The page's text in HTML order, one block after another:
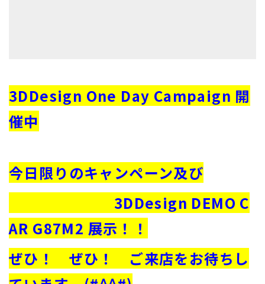
3DDesign One Day Campaign 開
催中
今日限りのキャンペーン及び
3DDesign DEMO C
AR G87M2 展示！！
ぜひ！ ぜひ！ ご来店をお待ちし